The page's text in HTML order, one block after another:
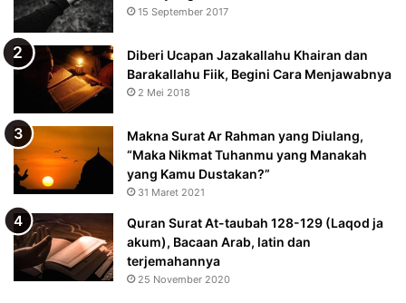
15 September 2017
Diberi Ucapan Jazakallahu Khairan dan
Barakallahu Fiik, Begini Cara Menjawabnya
2 Mei 2018
Makna Surat Ar Rahman yang Diulang,
“Maka Nikmat Tuhanmu yang Manakah
yang Kamu Dustakan?”
31 Maret 2021
Quran Surat At-taubah 128-129 (Laqod ja
akum), Bacaan Arab, latin dan
terjemahannya
25 November 2020